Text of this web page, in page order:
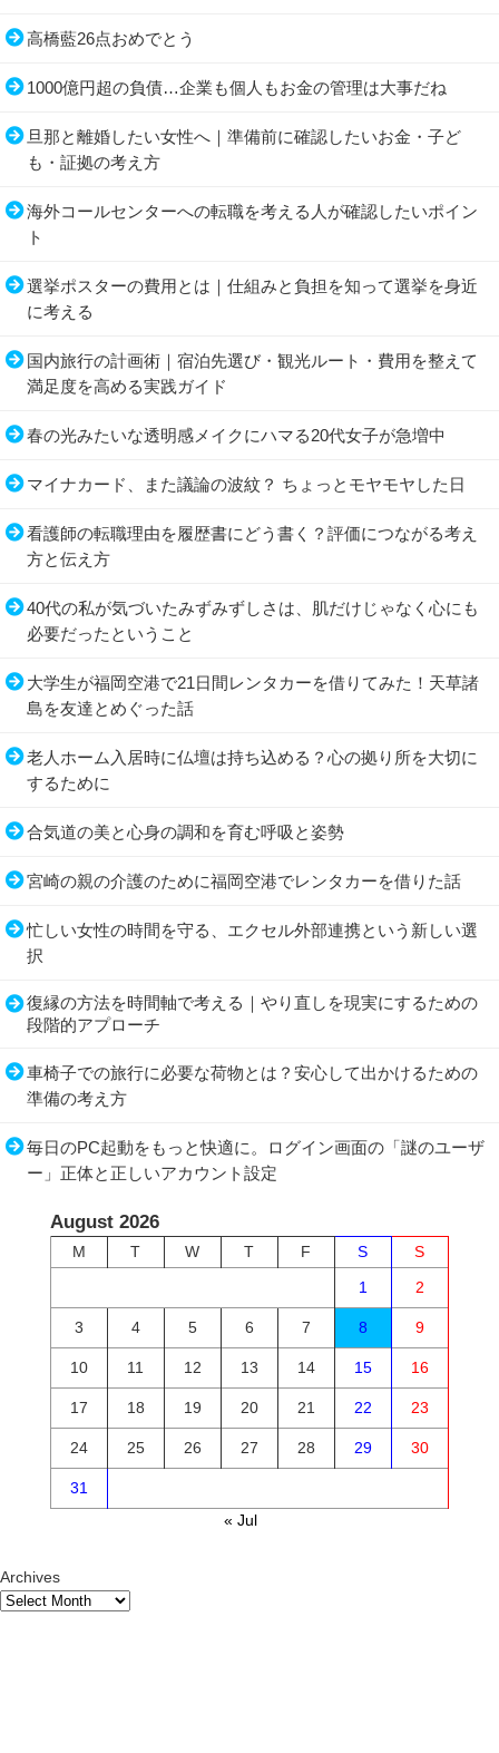
高橋藍26点おめでとう
1000億円超の負債…企業も個人もお金の管理は大事だね
旦那と離婚したい女性へ｜準備前に確認したいお金・子ど
も・証拠の考え方
海外コールセンターへの転職を考える人が確認したいポイン
ト
選挙ポスターの費用とは｜仕組みと負担を知って選挙を身近
に考える
国内旅行の計画術｜宿泊先選び・観光ルート・費用を整えて
満足度を高める実践ガイド
春の光みたいな透明感メイクにハマる20代女子が急増中
マイナカード、また議論の波紋？ ちょっとモヤモヤした日
看護師の転職理由を履歴書にどう書く？評価につながる考え
方と伝え方
40代の私が気づいたみずみずしさは、肌だけじゃなく心にも
必要だったということ
大学生が福岡空港で21日間レンタカーを借りてみた！天草諸
島を友達とめぐった話
老人ホーム入居時に仏壇は持ち込める？心の拠り所を大切に
するために
合気道の美と心身の調和を育む呼吸と姿勢
宮崎の親の介護のために福岡空港でレンタカーを借りた話
忙しい女性の時間を守る、エクセル外部連携という新しい選
択
復縁の方法を時間軸で考える｜やり直しを現実にするための
段階的アプローチ
車椅子での旅行に必要な荷物とは？安心して出かけるための
準備の考え方
毎日のPC起動をもっと快適に。ログイン画面の「謎のユーザ
ー」正体と正しいアカウント設定
August 2026
M T W T F S
S
1
2
3 4 5 6 7 8 9
10 11 12 13 14 15 16
17 18 19 20 21 22 23
24 25 26 27 28 29 30
31
« Jul
Archives